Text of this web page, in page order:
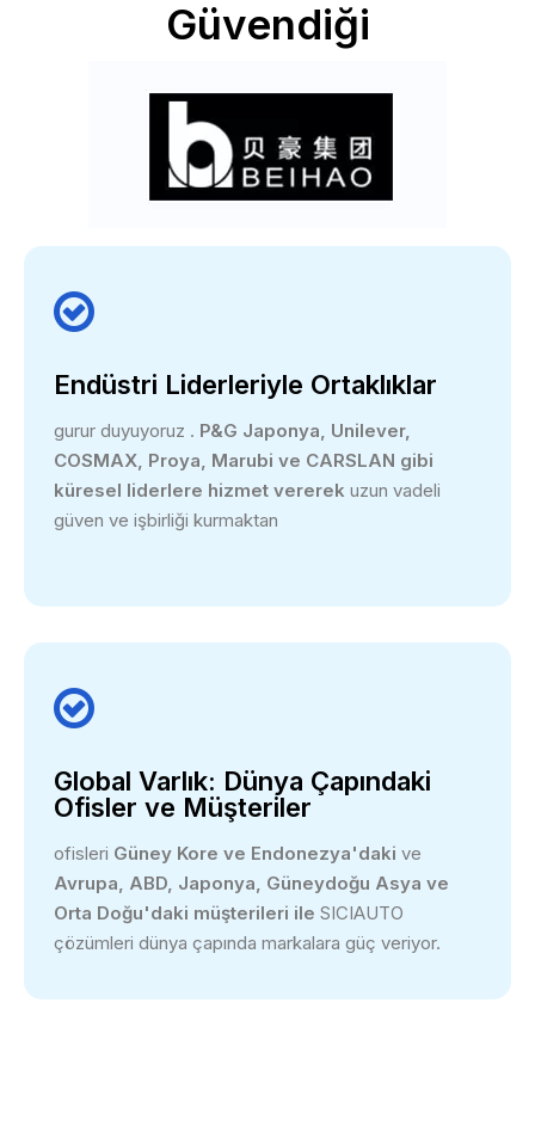
Güvendiği

Endüstri Liderleriyle Ortaklıklar
gurur duyuyoruz . P&G Japonya, Unilever,
COSMAX, Proya, Marubi ve CARSLAN gibi
küresel liderlere hizmet vererek uzun vadeli
güven ve işbirliği kurmaktan

Global Varlık: Dünya Çapındaki
Ofisler ve Müşteriler
ofisleri Güney Kore ve Endonezya'daki ve
Avrupa, ABD, Japonya, Güneydoğu Asya ve
Orta Doğu'daki müşterileri ile SICIAUTO
çözümleri dünya çapında markalara güç veriyor.